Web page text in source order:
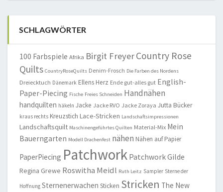
SCHLAGWÖRTER
100 Farbspiele Afrika Birgit FreyerCountry Rose
Quilts CountryRoseQuilts Denim-Frosch Die Farben des Nordens
Dreiecktuch Dänemark Ellens Herz Ende gut-alles gut English-
Paper-Piecing Fische Freies Schneiden Handnähen
handquilten häkeln Jacke Jacke RVO Jacke Zoraya Jutta Bücker
kraus rechts Kreuzstich Lace-Stricken Landschaftsimpressionen
Landschaftsquilt Maschinengeführtes Quilten Material-Mix Mein
Bauerngarten Modell Drachenfest nähen Nähen auf Papier
PaperPiecing Patchwork Patchwork Gilde
Regina Grewe Roswitha Meidl Ruth Leitz Sampler Sterne der
Hoffnung Sternenerwachen Sticken Stricken The New